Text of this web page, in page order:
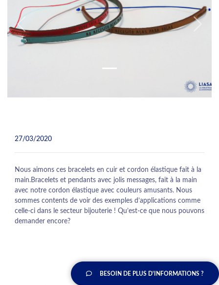
Previous
27/03/2020
Nous aimons ces bracelets en cuir et cordon élastique fait à la
main.Bracelets et pendants avec jolis messages, fait à la main
avec notre cordon élastique avec couleurs amusants. Nous
sommes contents de voir des exemples d’applications comme
celle-ci dans le secteur bijouterie ! Qu’est-ce que nous pouvons
demander encore?
BESOIN DE PLUS D'INFORMATIONS ?